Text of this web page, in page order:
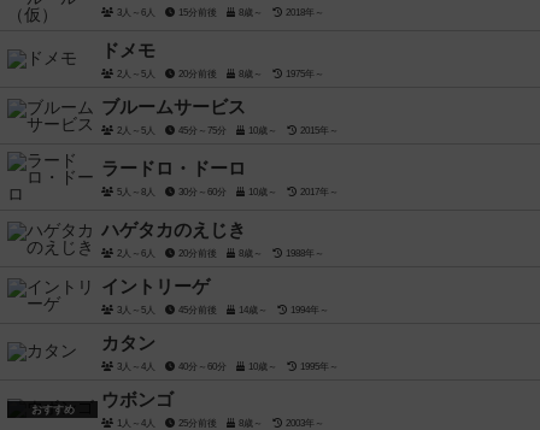
3人～6人 15分前後 8歳～ 2018年～
ドメモ
2人～5人 20分前後 8歳～ 1975年～
ブルームサービス
2人～5人 45分～75分 10歳～ 2015年～
ラードロ・ドーロ
5人～8人 30分～60分 10歳～ 2017年～
ハゲタカのえじき
2人～6人 20分前後 8歳～ 1988年～
イントリーゲ
3人～5人 45分前後 14歳～ 1994年～
カタン
3人～4人 40分～60分 10歳～ 1995年～
おすすめ
ウボンゴ
1人～4人 25分前後 8歳～ 2003年～